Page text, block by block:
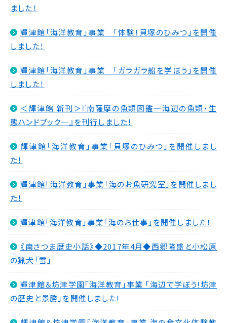
2026.07.30
吹上浜海浜公園 婚活イベント2026 第2弾
NEW
ました！
輝津館「海洋教育」事業 「体験！貝塚のひみつ」を開催
しました！
輝津館「海洋教育」事業 「ガラガラ船を学ぼう」を開催
しました！
＜輝津館 新刊＞『南薩摩の魚類図鑑―海辺の魚類・生
態ハンドブック―』を刊行しました！
輝津館「海洋教育」事業「貝塚のひみつ」を開催しまし
た！
輝津館「海洋教育」事業「海のお魚研究室」を開催しまし
た！
輝津館「海洋教育」事業「海のお仕事」を開催しました！
《南さつま歴史小話》◆2017年4月◆西郷隆盛と小松原
の猟犬「雪」
輝津館＆坊津学園｢海洋教育｣事業 ｢海辺で学ぼう!坊津
の歴史と景勝｣を開催しました!